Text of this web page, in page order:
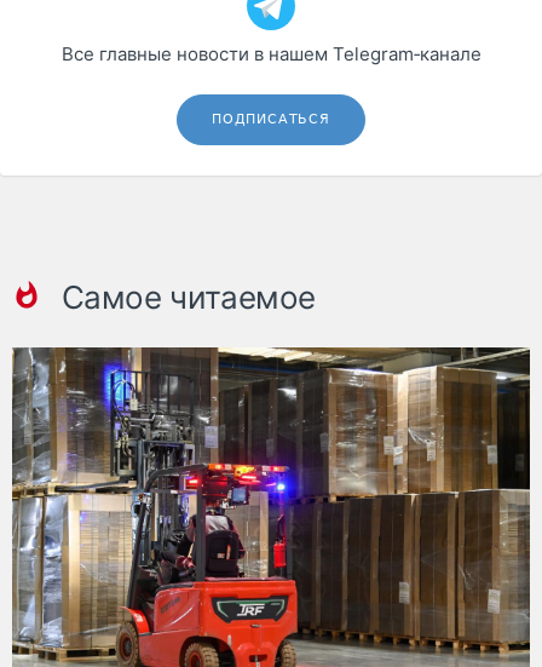
транспорт
Спецтехника
Автосервис,
запчасти, шины
Дзен
Все главные новости в нашем Telegram‑канале
ПОДПИСАТЬСЯ
Самое читаемое